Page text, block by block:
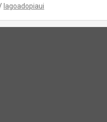
lagoadopiaui